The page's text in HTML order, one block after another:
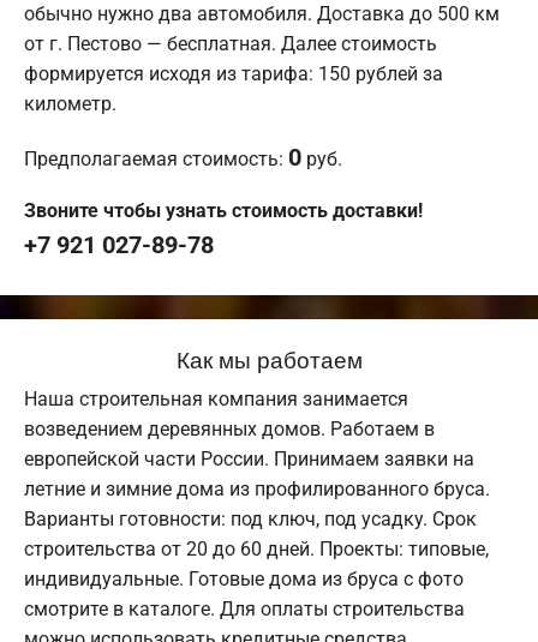
обычно нужно два автомобиля. Доставка до 500 км
от г. Пестово — бесплатная. Далее стоимость
формируется исходя из тарифа: 150 рублей за
километр.
Предполагаемая стоимость: 0 руб.
Звоните чтобы узнать стоимость доставки!
+7 921 027-89-78
Как мы работаем
Наша строительная компания занимается
возведением деревянных домов. Работаем в
европейской части России. Принимаем заявки на
летние и зимние дома из профилированного бруса.
Варианты готовности: под ключ, под усадку. Срок
строительства от 20 до 60 дней. Проекты: типовые,
индивидуальные. Готовые дома из бруса с фото
смотрите в каталоге. Для оплаты строительства